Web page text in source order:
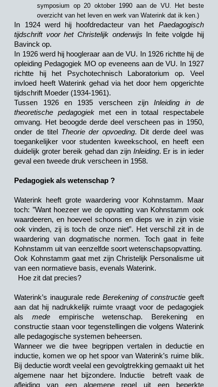
symposium op 20 oktober 1990 aan de VU. Het beste
overzicht van het leven en werk van Waterink dat ik ken.)
In 1924 werd hij hoofdredacteur van het Paedagogisch
tijdschrift voor het Christelijk onderwijs
In feite volgde hij
Bavinck op.
In 1926 werd hij hoogleraar aan de VU. In 1926 richtte hij de
opleiding Pedagogiek MO op eveneens aan de VU. In 1927
richtte hij het Psychotechnisch Laboratorium op. Veel
invloed heeft Waterink gehad via het door hem opgerichte
tijdschrift Moeder (1934-1961).
Tussen 1926 en 1935 verscheen zijnInleiding in de
theoretische pedagogiekmet een in totaal respectabele
omvang. Het beoogde derde deel verscheen pas in 1950,
onder de titel Theorie der opvoeding. Dit derde deel was
toegankelijker voor studenten kweekschool, en heeft een
duidelijk groter bereik gehad dan zijn Inleiding. Er is in ieder
geval een tweede druk verscheen in 1958.
Pedagogiek als wetenschap ?
Waterink heeft grote waardering voor Kohnstamm. Maar
toch: ”Want hoezeer we de opvatting van Kohnstamm ook
waardeeren, en hoeveel schoons en dieps we in zijn visie
ook vinden, zij is toch de onze niet”. Het verschil zit in de
waardering van dogmatische normen. Toch gaat in feite
Kohnstamm uit van eenzelfde soort wetenschapsopvatting.
Ook Kohnstamm gaat met zijn Christelijk Personalisme uit
van een normatieve basis, evenals Waterink.
Hoe zit dat precies?
Waterink’s inaugurale rede Berekening of constructie geeft
aan dat hij nadrukkelijk ruimte vraagt voor de pedagogiek
alsmede empirische wetenschap. Berekening en
constructie staan voor tegenstellingen die volgens Waterink
alle pedagogische systemen beheersen.
Wanneer we die twee begrippen vertalen in deductie en
inductie, komen we op het spoor van Waterink’s ruime blik.
Bij deductie wordt veelal eengevolgtrekking gemaakt uit het
algemene naar het bijzondere. Inductie betreft vaak de
afleiding van een algemene regel uit een beperkte